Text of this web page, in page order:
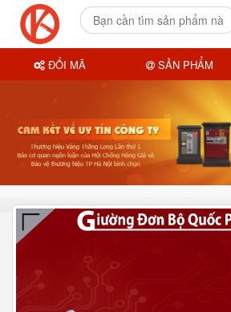
ĐỔI MÃ SẢN PHẨM